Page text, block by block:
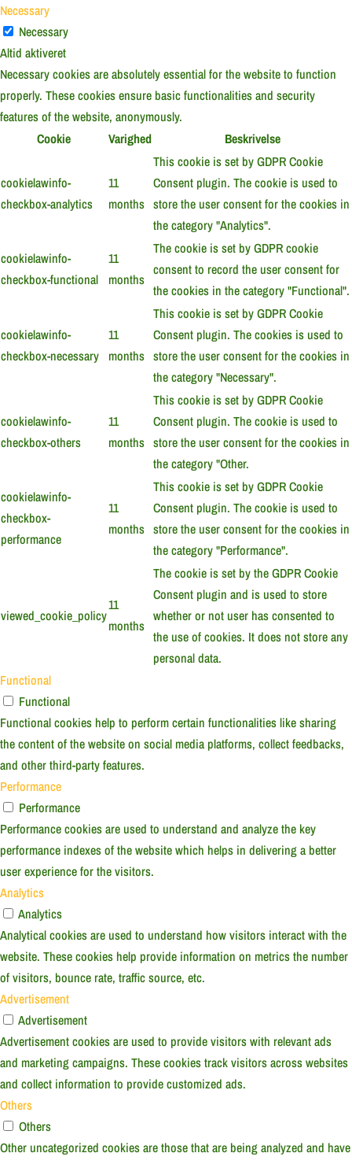
Necessary
Necessary
Altid aktiveret
Necessary cookies are absolutely essential for the website to function
properly. These cookies ensure basic functionalities and security
features of the website, anonymously.
Cookie
Varighed Beskrivelse
cookielawinfo-
checkbox-analytics
11
months
This cookie is set by GDPR Cookie
Consent plugin. The cookie is used to
store the user consent for the cookies in
the category "Analytics".
cookielawinfo-
checkbox-functional
11
months
The cookie is set by GDPR cookie
consent to record the user consent for
the cookies in the category "Functional".
cookielawinfo-
checkbox-necessary
11
months
This cookie is set by GDPR Cookie
Consent plugin. The cookies is used to
store the user consent for the cookies in
the category "Necessary".
cookielawinfo-
checkbox-others
11
months
This cookie is set by GDPR Cookie
Consent plugin. The cookie is used to
store the user consent for the cookies in
the category "Other.
cookielawinfo-
checkbox-
performance
11
months
This cookie is set by GDPR Cookie
Consent plugin. The cookie is used to
store the user consent for the cookies in
the category "Performance".
viewed_cookie_policy
11
months
The cookie is set by the GDPR Cookie
Consent plugin and is used to store
whether or not user has consented to
the use of cookies. It does not store any
personal data.
Functional
Functional
Functional cookies help to perform certain functionalities like sharing
the content of the website on social media platforms, collect feedbacks,
and other third-party features.
Performance
Performance
Performance cookies are used to understand and analyze the key
performance indexes of the website which helps in delivering a better
user experience for the visitors.
Analytics
Analytics
Analytical cookies are used to understand how visitors interact with the
website. These cookies help provide information on metrics the number
of visitors, bounce rate, traffic source, etc.
Advertisement
Advertisement
Advertisement cookies are used to provide visitors with relevant ads
and marketing campaigns. These cookies track visitors across websites
and collect information to provide customized ads.
Others
Others
Other uncategorized cookies are those that are being analyzed and have